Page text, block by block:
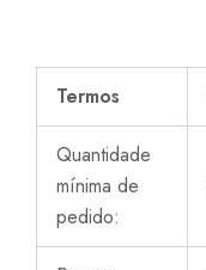
Termos
Quantidade
mínima de
pedido: